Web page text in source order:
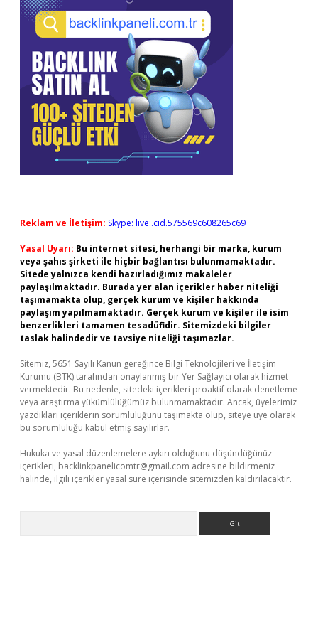
Reklam ve İletişim: Skype: live:.cid.575569c608265c69
Yasal Uyarı: Bu internet sitesi, herhangi bir marka, kurum
veya şahıs şirketi ile hiçbir bağlantısı bulunmamaktadır.
Sitede yalnızca kendi hazırladığımız makaleler
paylaşılmaktadır. Burada yer alan içerikler haber niteliği
taşımamakta olup, gerçek kurum ve kişiler hakkında
paylaşım yapılmamaktadır. Gerçek kurum ve kişiler ile isim
benzerlikleri tamamen tesadüfidir. Sitemizdeki bilgiler
taslak halindedir ve tavsiye niteliği taşımazlar.
Sitemiz, 5651 Sayılı Kanun gereğince Bilgi Teknolojileri ve İletişim
Kurumu (BTK) tarafından onaylanmış bir Yer Sağlayıcı olarak hizmet
vermektedir. Bu nedenle, sitedeki içerikleri proaktif olarak denetleme
veya araştırma yükümlülüğümüz bulunmamaktadır. Ancak, üyelerimiz
yazdıkları içeriklerin sorumluluğunu taşımakta olup, siteye üye olarak
bu sorumluluğu kabul etmiş sayılırlar.
Hukuka ve yasal düzenlemelere aykırı olduğunu düşündüğünüz
içerikleri, backlinkpanelicomtr@gmail.com adresine bildirmeniz
halinde, ilgili içerikler yasal süre içerisinde sitemizden kaldırılacaktır.